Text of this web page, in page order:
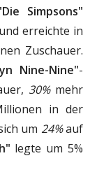
Simpsons"
erreichte in
Zuschauer.
Nine-Nine"-
30%mehr
in der
um 24%auf
legte um 5%